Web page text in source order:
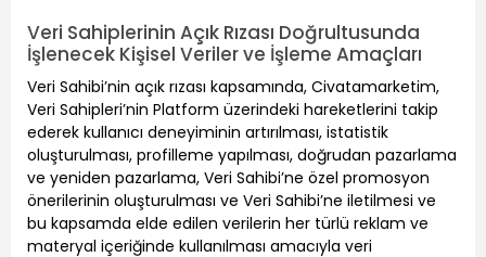
Veri Sahiplerinin Açık Rızası Doğrultusunda
İşlenecek Kişisel Veriler ve İşleme Amaçları
Veri Sahibi’nin açık rızası kapsamında, Civatamarketim,
Veri Sahipleri’nin Platform üzerindeki hareketlerini takip
ederek kullanıcı deneyiminin artırılması, istatistik
oluşturulması, profilleme yapılması, doğrudan pazarlama
ve yeniden pazarlama, Veri Sahibi’ne özel promosyon
önerilerinin oluşturulması ve Veri Sahibi’ne iletilmesi ve
bu kapsamda elde edilen verilerin her türlü reklam ve
materyal içeriğinde kullanılması amacıyla veri